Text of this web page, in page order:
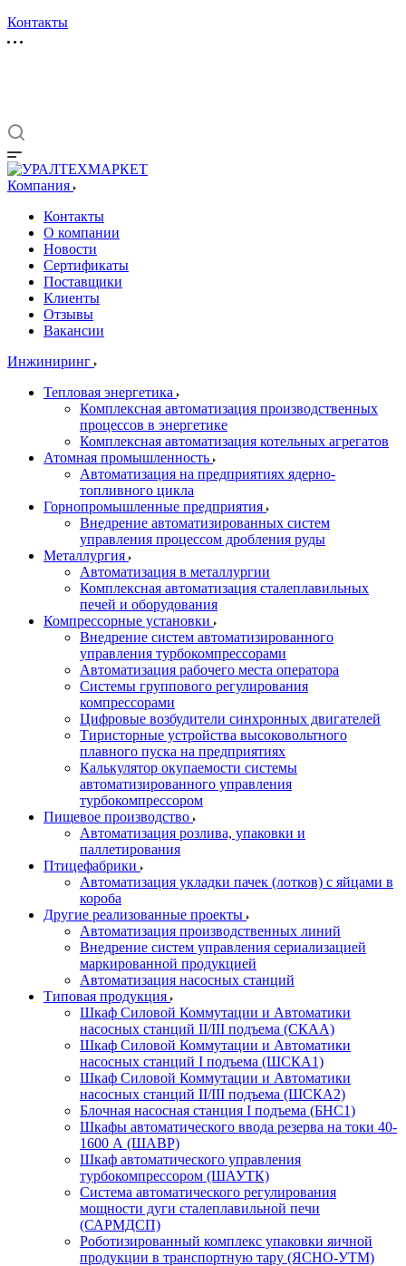
Контакты
Компания
Контакты
О компании
Новости
Сертификаты
Поставщики
Клиенты
Отзывы
Вакансии
Инжиниринг
Тепловая энергетика
Комплексная автоматизация производственных
процессов в энергетике
Комплексная автоматизация котельных агрегатов
Атомная промышленность
Автоматизация на предприятиях ядерно-
топливного цикла
Горнопромышленные предприятия
Внедрение автоматизированных систем
управления процессом дробления руды
Металлургия
Автоматизация в металлургии
Комплексная автоматизация сталеплавильных
печей и оборудования
Компрессорные установки
Внедрение систем автоматизированного
управления турбокомпрессорами
Автоматизация рабочего места оператора
Системы группового регулирования
компрессорами
Цифровые возбудители синхронных двигателей
Тиристорные устройства высоковольтного
плавного пуска на предприятиях
Калькулятор окупаемости системы
автоматизированного управления
турбокомпрессором
Пищевое производство
Автоматизация розлива, упаковки и
паллетирования
Птицефабрики
Автоматизация укладки пачек (лотков) с яйцами в
короба
Другие реализованные проекты
Автоматизация производственных линий
Внедрение систем управления сериализацией
маркированной продукцией
Автоматизация насосных станций
Типовая продукция
Шкаф Силовой Коммутации и Автоматики
насосных станций II/III подъема (СКАА)
Шкаф Силовой Коммутации и Автоматики
насосных станций I подъема (ШСКА1)
Шкаф Силовой Коммутации и Автоматики
насосных станций II/III подъема (ШСКА2)
Блочная насосная станция I подъема (БНС1)
Шкафы автоматического ввода резерва на токи 40-
1600 А (ШАВР)
Шкаф автоматического управления
турбокомпрессором (ШАУТК)
Система автоматического регулирования
мощности дуги сталеплавильной печи
(САРМДСП)
Роботизированный комплекс упаковки яичной
продукции в транспортную тару (ЯСНО-УТМ)